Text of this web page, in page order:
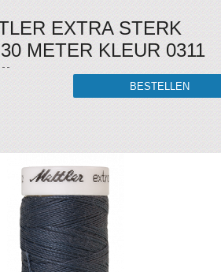
EXTRA STERK
METER KLEUR 0311